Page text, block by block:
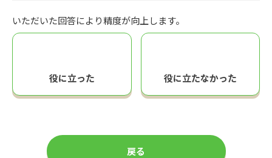
いただいた回答により精度が向上します。
役に立った 役に立たなかった
戻る